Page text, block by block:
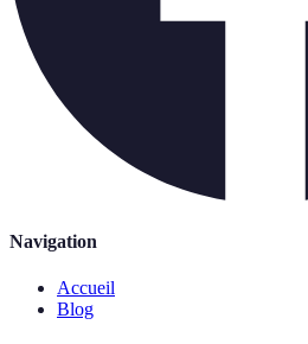
Navigation
Accueil
Blog